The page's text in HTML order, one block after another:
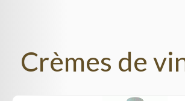
Crèmes de